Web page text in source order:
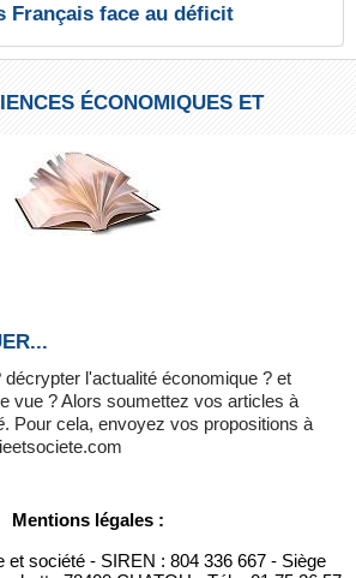
Français face au déficit
ÉCONOMIQUES ET
l'actualité économique ? et
vue ? Alors soumettez vos articles à
. Pour cela, envoyez vos propositions à
Mentions légales :
et société - SIREN : 804 336 667 - Siège